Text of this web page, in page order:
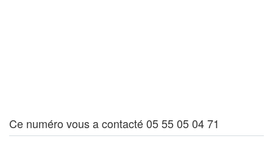
Ce numéro vous a contacté 05 55 05 04 71